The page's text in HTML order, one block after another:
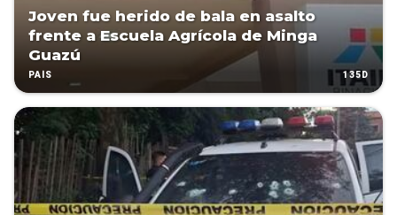
Joven fue herido de bala en asalto
frente a Escuela Agrícola de Minga
Guazú
PAÍS 135D